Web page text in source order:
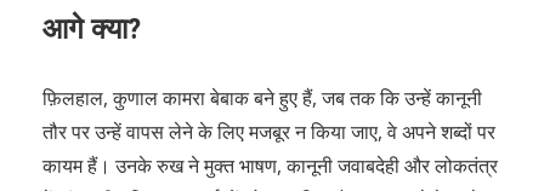
आगे क्या?
फ़िलहाल, कुणाल कामरा बेबाक बने हुए हैं, जब तक कि उन्हें कानूनी
तौर पर उन्हें वापस लेने के लिए मजबूर न किया जाए, वे अपने शब्दों पर
कायम हैं। उनके रुख ने मुक्त भाषण, कानूनी जवाबदेही और लोकतंत्र